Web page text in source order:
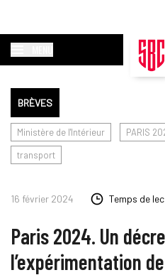
BRÈVES
Ministère de l'Intérieur PARIS
transport
16 février 2024 Temps de
Paris 2024. Un
l’expérimentation